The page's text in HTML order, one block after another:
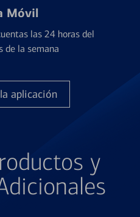
Móvil
las 24 horas del
de la semana
aplicación
y